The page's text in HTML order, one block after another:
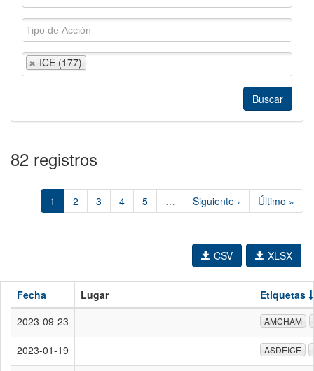
ICE (177)
82 registros
1 2 3 4 5 … Siguiente › Último »
XLSX
CSV
Fecha Lugar
Etiquetas
2023-09-23
AMCHAM
2023-01-19 ASDEICE